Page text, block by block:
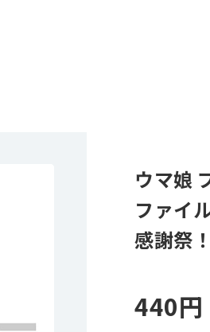
ウマ娘
ファイ
感謝祭！
440円